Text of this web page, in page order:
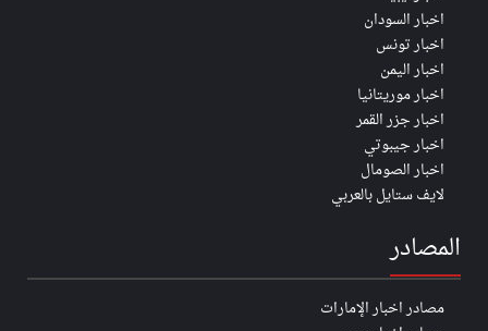
اخبار السودان
اخبار تونس
اخبار اليمن
اخبار موريتانيا
اخبار جزر القمر
اخبار جيبوتي
اخبار الصومال
لايف ستايل بالعربي
المصادر
مصادر اخبار الإمارات